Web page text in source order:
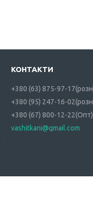
+380 (63) 875-97-17 розн
+380 (95) 247-16-02 розн
+380 (67) 800-12-22 Опт
vashitkani@gmail.com